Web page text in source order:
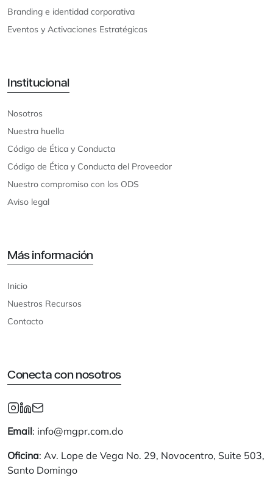
Branding e identidad corporativa
Eventos y Activaciones Estratégicas
Institucional
Nosotros
Nuestra huella
Código de Ética y Conducta
Código de Ética y Conducta del Proveedor
Nuestro compromiso con los ODS
Aviso legal
Más información
Inicio
Nuestros Recursos
Contacto
Conecta con nosotros
Email: info@mgpr.com.do
Oficina: Av. Lope de Vega No. 29, Novocentro, Suite 503,
Santo Domingo